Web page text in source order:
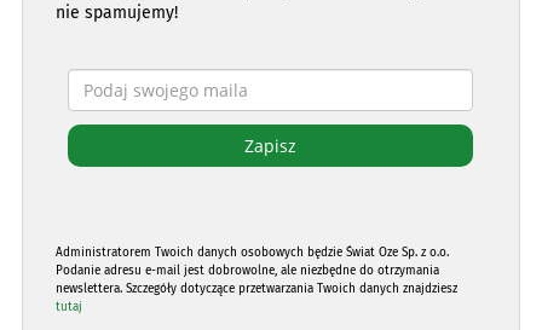
nie spamujemy!
Administratorem Twoich danych osobowych będzie Świat Oze Sp. z o.o.
Podanie adresu e-mail jest dobrowolne, ale niezbędne do otrzymania
newslettera. Szczegóły dotyczące przetwarzania Twoich danych znajdziesz
tutaj